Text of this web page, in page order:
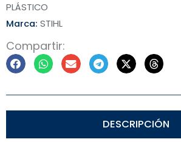
PLÁSTICO
Marca: STIHL
Compartir:
DESCRIPCIÓN